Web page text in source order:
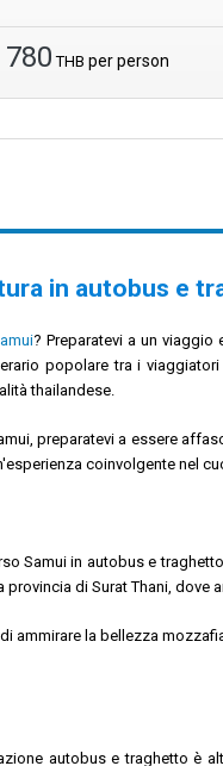
780 THB per person
in autobus e
? Preparatevi a un
popolare tra i
thailandese.
preparatevi a essere
coinvolgente nel
Samui in autobus e
provincia di Surat Thani, dove
la bellezza
autobus e traghetto è